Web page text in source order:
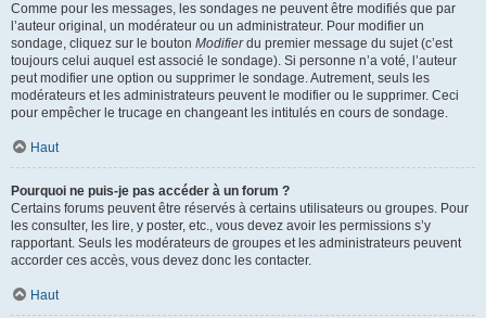
Comme pour les messages, les sondages ne peuvent être modifiés que par
l’auteur original, un modérateur ou un administrateur. Pour modifier un
sondage, cliquez sur le bouton Modifierdu premier message du sujet (c’est
toujours celui auquel est associé le sondage). Si personne n’a voté, l’auteur
peut modifier une option ou supprimer le sondage. Autrement, seuls les
modérateurs et les administrateurs peuvent le modifier ou le supprimer. Ceci
pour empêcher le trucage en changeant les intitulés en cours de sondage.
Haut
Pourquoi ne puis-je pas accéder à un forum ?
Certains forums peuvent être réservés à certains utilisateurs ou groupes. Pour
les consulter, les lire, y poster, etc., vous devez avoir les permissions s’y
rapportant. Seuls les modérateurs de groupes et les administrateurs peuvent
accorder ces accès, vous devez donc les contacter.
Haut